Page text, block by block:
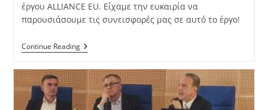
έργου ALLIANCE EU. Είχαμε την ευκαιρία να
παρουσιάσουμε τις συνεισφορές μας σε αυτό το έργο!
Continue Reading